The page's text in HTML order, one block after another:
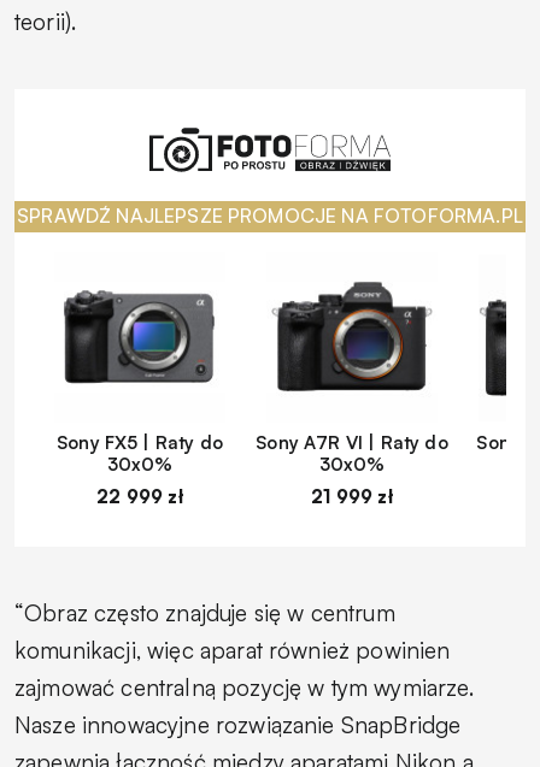
teorii).
SPRAWDŹ NAJLEPSZE PROMOCJE NA FOTOFORMA.PL
Sony FX5 | Raty do
30x0%
22 999 zł
Sony A7R VI | Raty do
30x0%
21 999 zł
Sony
“Obraz często znajduje się w centrum
komunikacji, więc aparat również powinien
zajmować centralną pozycję w tym wymiarze.
Nasze innowacyjne rozwiązanie SnapBridge